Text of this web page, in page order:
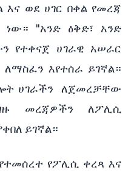
ወደ ሀገር በቀል የመረጃ
"አንድ ዕቅድ፣ አንድ
የተቀናጀ ሀገራዊ አሠራር
እየተሰራ ይገኛል።
ሀገራችን ለጀመረቻቸው
መረጃዎችን ለፖሊሲ
ይገኛል።
የፖሊሲ ቀረጻ እና